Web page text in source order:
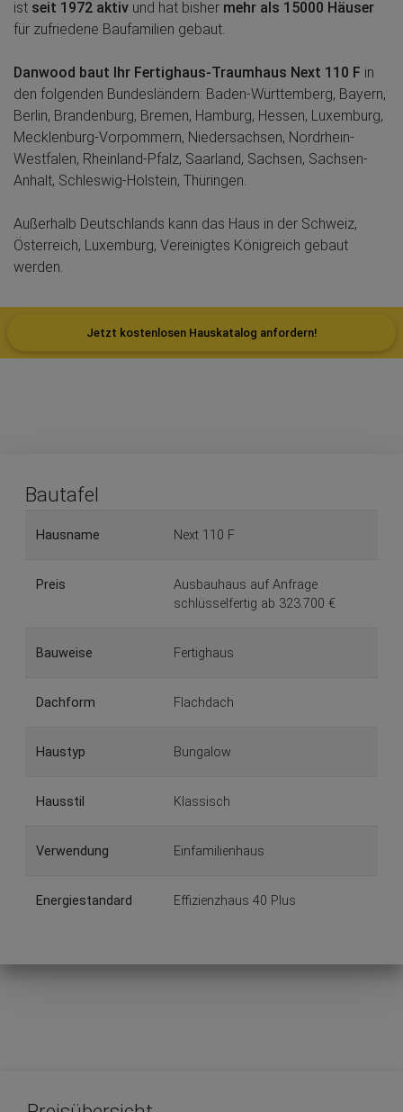
ist seit 1972 aktiv und hat bisher mehr als 15000 Häuser
für zufriedene Baufamilien gebaut.
Danwood baut Ihr Fertighaus-Traumhaus Next 110 F in
den folgenden Bundesländern: Baden-Württemberg, Bayern,
Berlin, Brandenburg, Bremen, Hamburg, Hessen, Luxemburg,
Mecklenburg-Vorpommern, Niedersachsen, Nordrhein-
Westfalen, Rheinland-Pfalz, Saarland, Sachsen, Sachsen-
Anhalt, Schleswig-Holstein, Thüringen.
Außerhalb Deutschlands kann das Haus in der Schweiz,
Österreich, Luxemburg, Vereinigtes Königreich gebaut
werden.
Jetzt kostenlosen Hauskatalog anfordern!
Bautafel
Hausname Next 110 F
Preis
Ausbauhaus auf Anfrage
schlüsselfertig ab 323.700 €
Bauweise Fertighaus
Dachform Flachdach
Haustyp Bungalow
Hausstil Klassisch
Verwendung Einfamilienhaus
Energiestandard Effizienzhaus 40 Plus